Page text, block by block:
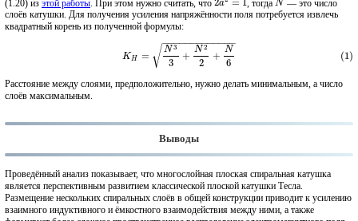
(1.20) из этой работы . При этом нужно считать, что 2a = 1
2a2 =1 , тогдаN
N— это число
слоёв катушки. Для получения усиления напряжённости поля потребуется извлечь
квадратный корень из полученной формулы:
KH =
N 3
3
+
N 2
2
+
N
6
− −
−−−−−−−−−−−
√ (1)
(1)KH =N33+N22+ N6
Расстояние между слоями, предположительно, нужно делать минимальным, а число
слоёв максимальным.
Выводы
Проведённый анализ показывает, что многослойная плоская спиральная катушка
является перспективным развитием классической плоской катушки Тесла.
Размещение нескольких спиральных слоёв в общей конструкции приводит к усилению
взаимного индуктивного и ёмкостного взаимодействия между ними, а также